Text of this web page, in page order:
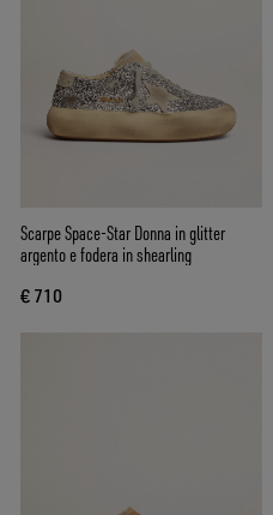
Scarpe Space-Star Donna in glitter
argento e fodera in shearling
€ 710